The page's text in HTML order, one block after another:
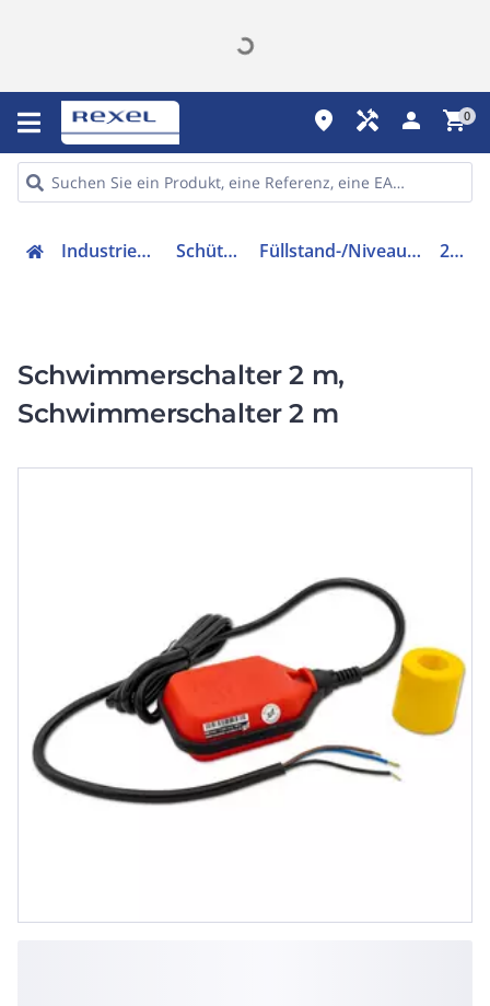
place handyman person shopping_cart0
Industriekomponenten Schütze & Relais Füllstand-/Niveauüberwachungsgerät 200983
Schwimmerschalter 2 m,
Schwimmerschalter 2 m